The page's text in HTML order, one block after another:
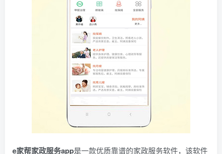
e家帮家政服务app是一款优质靠谱的家政服务软件，该软件